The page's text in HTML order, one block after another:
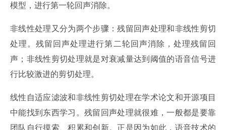
模型，进行第一轮回声消除。
非线性处理又分为两个步骤：残留回声处理和非线性剪切
处理。残留回声处理进行第二轮回声消除，处理残留回
声；非线性剪切处理就是对衰减量达到阈值的语音信号进
行比较激进的剪切处理。
线性自适应滤波和非线性剪切处理在学术论文和开源项目
中能找到东西学习。残留回声处理就很难，一般都是要靠
团队自行摸索、积累和创新。正是因为如此，语音技术的